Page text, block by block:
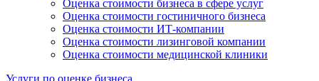
Оценка стоимости бизнеса в сфере услуг
Оценка стоимости гостиничного бизнеса
Оценка стоимости ИТ-компании
Оценка стоимости лизинговой компании
Оценка стоимости медицинской клиники
Услуги по оценке бизнеса